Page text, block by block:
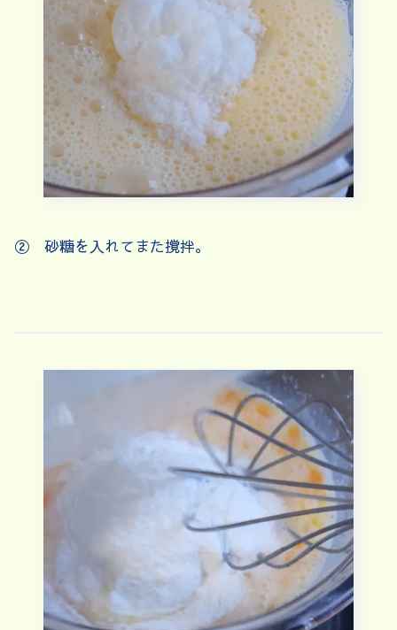
② 砂糖を入れてまた撹拌。